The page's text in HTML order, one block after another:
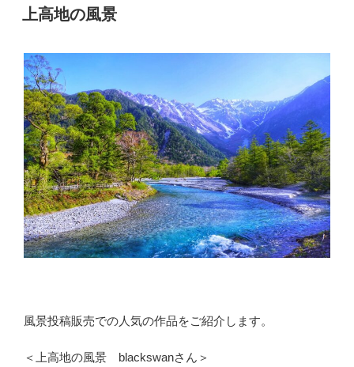
稿
日:
上高地の風景
風景投稿販売での人気の作品をご紹介します。
＜上高地の風景 blackswanさん＞